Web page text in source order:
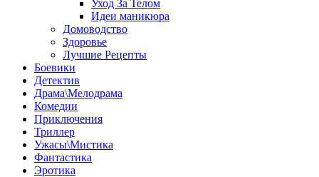
Уход За Телом
Идеи маникюра
Домоводство
Здоровье
Лучшие Рецепты
Боевики
Детектив
Драма\Мелодрама
Комедии
Приключения
Триллер
Ужасы\Мистика
Фантастика
Эротика